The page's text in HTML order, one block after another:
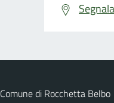
Comune di Rocchetta Belbo